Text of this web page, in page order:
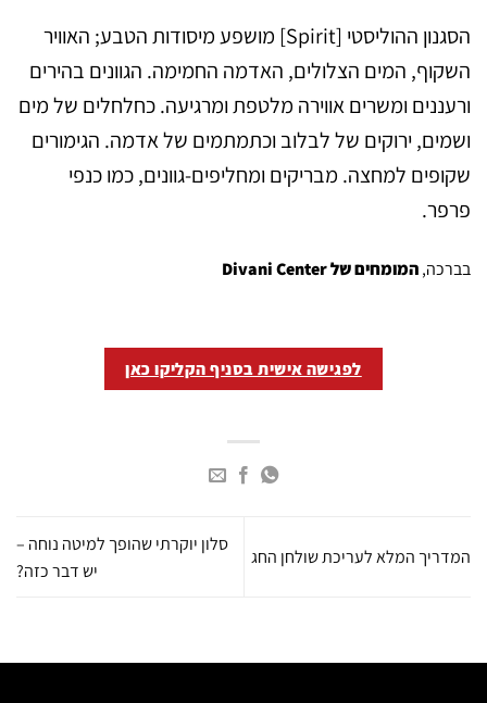
הסגנון ההוליסטי [Spirit] מושפע מיסודות הטבע; האוויר
השקוף, המים הצלולים, האדמה החמימה. הגוונים בהירים
ורעננים ומשרים אווירה מלטפת ומרגיעה. כחלחלים של מים
ושמים, ירוקים של לבלוב וכתמתמים של אדמה. הגימורים
שקופים למחצה. מבריקים ומחליפים-גוונים, כמו כנפי
פרפר.
בברכה,המומחים של Divani Center
לפגישה אישית בסניף הקליקו כאן
המדריך המלא לעריכת שולחן החג
סלון יוקרתי שהופך למיטה נוחה –
יש דבר כזה?